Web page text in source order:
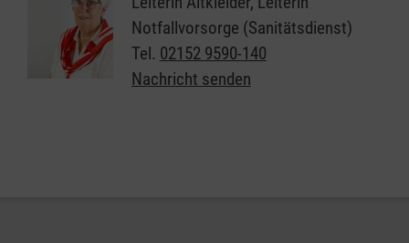
Auch in Deutschland gibt es immer mehr Menschen,
die ein hohes Armutsrisiko tragen: Empfänger von
Arbeitslosengeld II oder Sozialhilfe, verarmte alte
Menschen, aber auch Alleinerziehende, Rentner mit
Notfallvorsorge (Sanitätsdienst)
Tel. 02152 9590-140
Nachricht senden